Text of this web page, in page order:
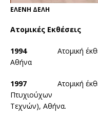
ΕΛΕΝΗ ΔΕΛΗ
Ατομικές Εκθέσεις
1994 Ατομική
Αθήνα
1997 Ατομική
Πτυχιούχων
Τεχνών), Αθήνα.